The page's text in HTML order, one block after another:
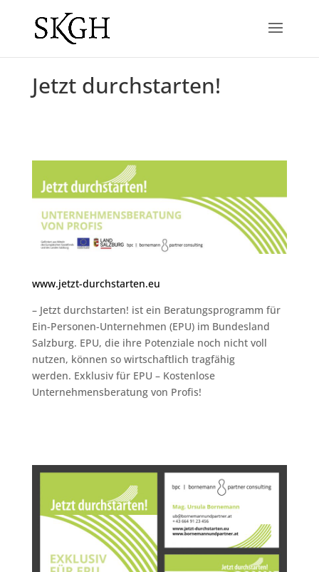
Jetzt durchstarten!
www.jetzt-durchstarten.eu
– Jetzt durchstarten! ist ein Beratungsprogramm für
Ein-Personen-Unternehmen (EPU) im Bundesland
Salzburg. EPU, die ihre Potenziale noch nicht voll
nutzen, können so wirtschaftlich tragfähig
werden. Exklusiv für EPU – Kostenlose
Unternehmensberatung von Profis!